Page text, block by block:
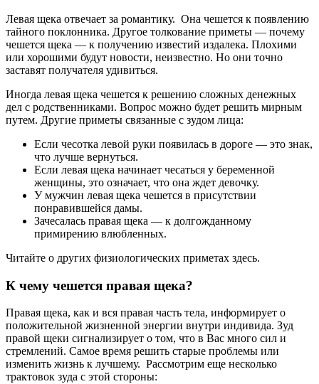
Левая щека отвечает за романтику. Она чешется к появлению
тайного поклонника. Другое толкование приметы — почему
чешется щека — к получению известий издалека. Плохими
или хорошими будут новости, неизвестно. Но они точно
заставят получателя удивиться.
Иногда левая щека чешется к решению сложных денежных
дел с родственниками. Вопрос можно будет решить мирным
путем. Другие приметы связанные с зудом лица:
Если чесотка левой руки появилась в дороге ― это знак,
что лучше вернуться.
Если левая щека начинает чесаться у беременной
женщины, это означает, что она ждет девочку.
У мужчин левая щека чешется в присутствии
понравившейся дамы.
Зачесалась правая щека — к долгожданному
примирению влюбленных.
Читайте о других физиологических приметах здесь.
К чему чешется правая щека?
Правая щека, как и вся правая часть тела, информирует о
положительной жизненной энергии внутри индивида. Зуд
правой щеки сигнализирует о том, что в Вас много сил и
стремлений. Самое время решить старые проблемы или
изменить жизнь к лучшему. Рассмотрим еще несколько
трактовок зуда с этой стороны: